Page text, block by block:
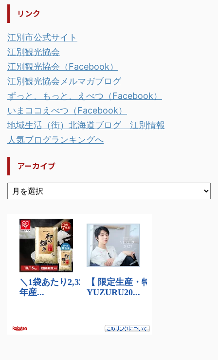
リンク
江別市公式サイト
江別観光協会
江別観光協会（Facebook）
江別観光協会メルマガブログ
ずっと、もっと、えべつ（Facebook）
いまココえべつ（Facebook）
地域生活（街）北海道ブログ 江別情報
人気ブログランキングへ
アーカイブ